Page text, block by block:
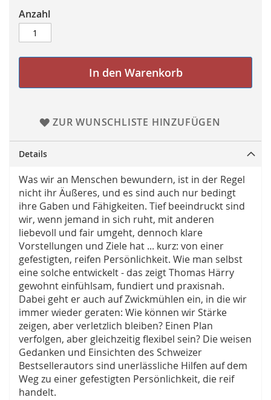
Anzahl
In den Warenkorb
ZUR WUNSCHLISTE HINZUFÜGEN
Details
Was wir an Menschen bewundern, ist in der Regel
nicht ihr Äußeres, und es sind auch nur bedingt
ihre Gaben und Fähigkeiten. Tief beeindruckt sind
wir, wenn jemand in sich ruht, mit anderen
liebevoll und fair umgeht, dennoch klare
Vorstellungen und Ziele hat ... kurz: von einer
gefestigten, reifen Persönlichkeit. Wie man selbst
eine solche entwickelt - das zeigt Thomas Härry
gewohnt einfühlsam, fundiert und praxisnah.
Dabei geht er auch auf Zwickmühlen ein, in die wir
immer wieder geraten: Wie können wir Stärke
zeigen, aber verletzlich bleiben? Einen Plan
verfolgen, aber gleichzeitig flexibel sein? Die weisen
Gedanken und Einsichten des Schweizer
Bestsellerautors sind unerlässliche Hilfen auf dem
Weg zu einer gefestigten Persönlichkeit, die reif
handelt.